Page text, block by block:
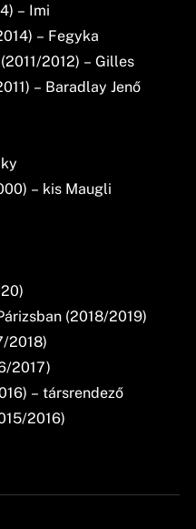
– Imi
– Fegyka
2012) – Gilles
– Baradlay Jenő
– kis Maugli
(2018/2019)
2018)
2017)
– társrendező
2016)